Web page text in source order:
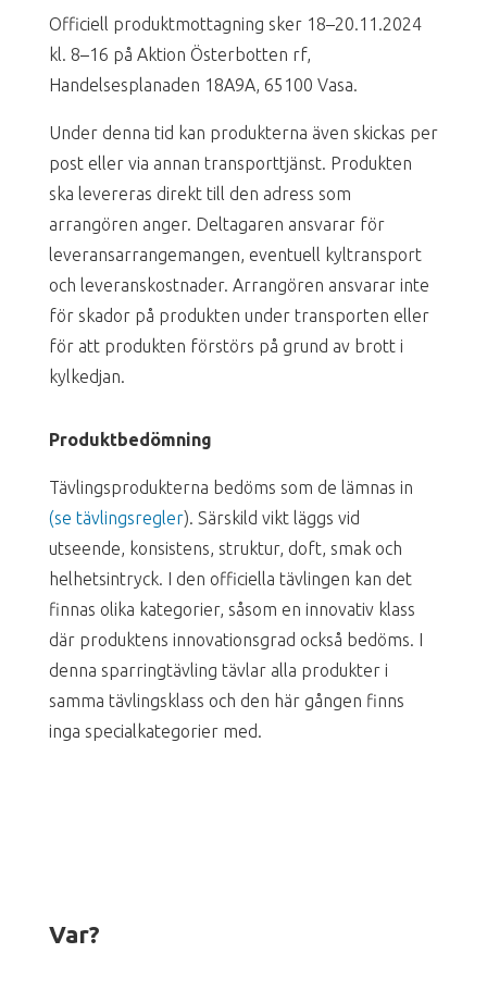
Officiell produktmottagning sker 18–20.11.2024
kl. 8–16 på Aktion Österbotten rf,
Handelsesplanaden 18A9A, 65100 Vasa.
Under denna tid kan produkterna även skickas per
post eller via annan transporttjänst. Produkten
ska levereras direkt till den adress som
arrangören anger. Deltagaren ansvarar för
leveransarrangemangen, eventuell kyltransport
och leveranskostnader. Arrangören ansvarar inte
för skador på produkten under transporten eller
för att produkten förstörs på grund av brott i
kylkedjan.
Produktbedömning
Tävlingsprodukterna bedöms som de lämnas in
(se tävlingsregler). Särskild vikt läggs vid
utseende, konsistens, struktur, doft, smak och
helhetsintryck. I den officiella tävlingen kan det
finnas olika kategorier, såsom en innovativ klass
där produktens innovationsgrad också bedöms. I
denna sparringtävling tävlar alla produkter i
samma tävlingsklass och den här gången finns
inga specialkategorier med.
Var?